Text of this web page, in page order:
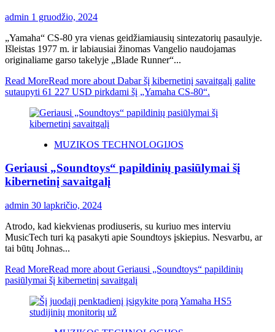
admin 1 gruodžio, 2024
„Yamaha“ CS-80 yra vienas geidžiamiausių sintezatorių pasaulyje.
Išleistas 1977 m. ir labiausiai žinomas Vangelio naudojamas
originaliame garso takelyje „Blade Runner“...
Read MoreRead more about Dabar šį kibernetinį savaitgalį galite
sutaupyti 61 227 USD pirkdami šį „Yamaha CS-80“.
MUZIKOS TECHNOLOGIJOS
Geriausi „Soundtoys“ papildinių pasiūlymai šį
kibernetinį savaitgalį
admin 30 lapkričio, 2024
Atrodo, kad kiekvienas prodiuseris, su kuriuo mes interviu
MusicTech turi ką pasakyti apie Soundtoys įskiepius. Nesvarbu, ar
tai būtų Johnas...
Read MoreRead more about Geriausi „Soundtoys“ papildinių
pasiūlymai šį kibernetinį savaitgalį